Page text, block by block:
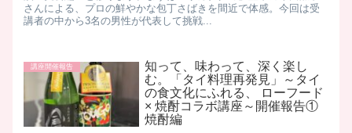
さんによる、プロの鮮やかな包丁さばきを間近で体感。 ​今回は受
講者の中から3名の男性が代表して挑戦...
講座開催報告
知って、味わって、深く楽し
む。「タイ料理再発見」～タイ
の食文化にふれる、 ローフード
× 焼酎コラボ講座～開催報告①
焼酎編